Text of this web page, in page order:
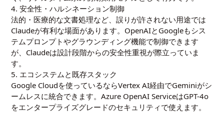
4. 安全性・ハルシネーション制御
法的・医療的な文書処理など、誤りが許されない用途では
Claudeが有利な場面があります。OpenAIとGoogleもシス
テムプロンプトやグラウンディング機能で制御できます
が、Claudeは設計段階からの安全性重視が際立っていま
す。
5. エコシステムと既存スタック
Google Cloudを使っているならVertex AI経由でGeminiがシ
ームレスに統合できます。Azure OpenAI ServiceはGPT-4o
をエンタープライズグレードのセキュリティで使えます。